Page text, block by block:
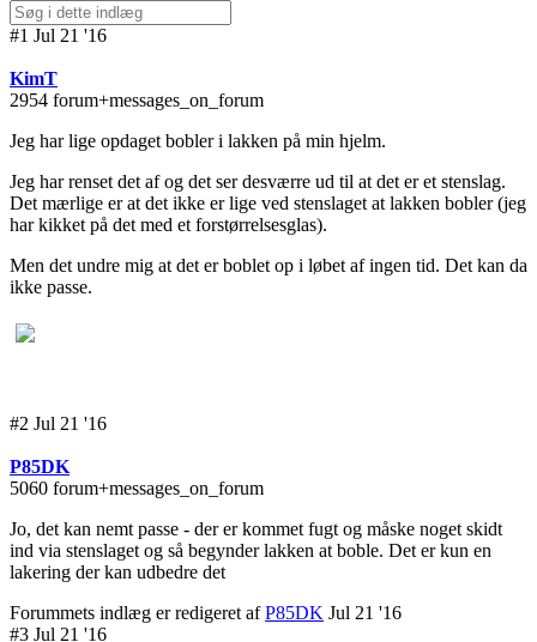
#1 Jul 21 '16
KimT
2954 forum+messages_on_forum
Jeg har lige opdaget bobler i lakken på min hjelm.
Jeg har renset det af og det ser desværre ud til at det er et stenslag.
Det mærlige er at det ikke er lige ved stenslaget at lakken bobler (jeg
har kikket på det med et forstørrelsesglas).
Men det undre mig at det er boblet op i løbet af ingen tid. Det kan da
ikke passe.
#2 Jul 21 '16
P85DK
5060 forum+messages_on_forum
Jo, det kan nemt passe - der er kommet fugt og måske noget skidt
ind via stenslaget og så begynder lakken at boble. Det er kun en
lakering der kan udbedre det
Forummets indlæg er redigeret afP85DK Jul 21 '16
#3 Jul 21 '16